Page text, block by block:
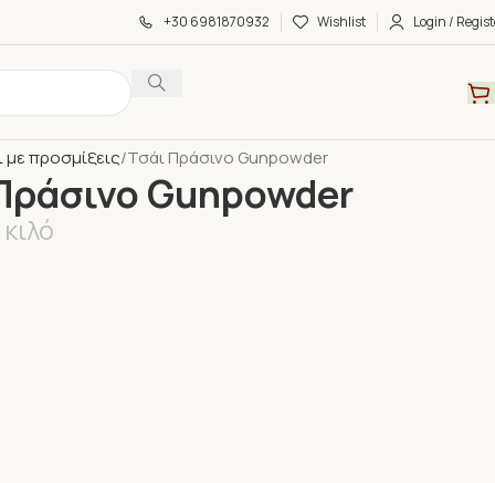
+30 6981870932 Wishlist Login /
προσμίξεις Τσάι Πράσινο Gunpowder
Gunpowder
κιλό